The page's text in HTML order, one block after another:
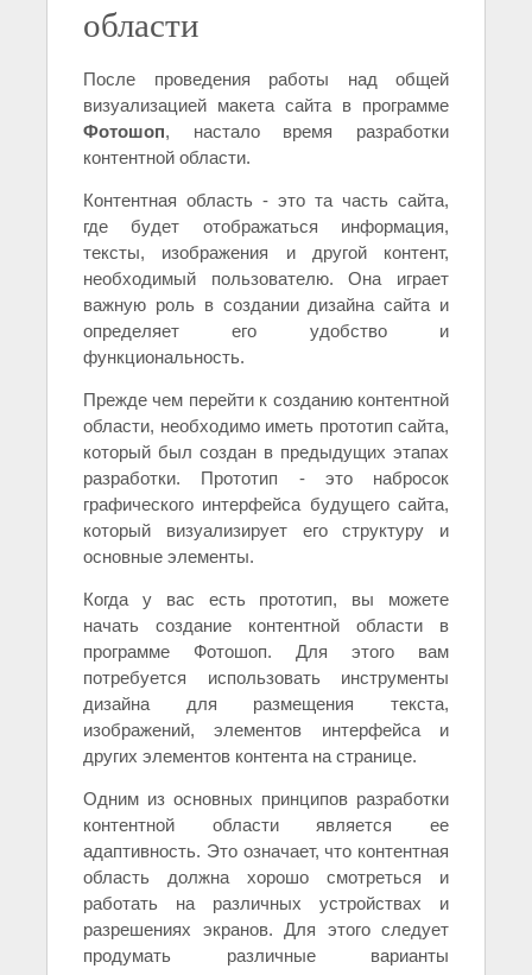
области
После проведения работы над общей
визуализацией макета сайта в программе
Фотошоп, настало время разработки
контентной области.
Контентная область - это та часть сайта,
где будет отображаться информация,
тексты, изображения и другой контент,
необходимый пользователю. Она играет
важную роль в создании дизайна сайта и
определяет его удобство и
функциональность.
Прежде чем перейти к созданию контентной
области, необходимо иметь прототип сайта,
который был создан в предыдущих этапах
разработки. Прототип - это набросок
графического интерфейса будущего сайта,
который визуализирует его структуру и
основные элементы.
Когда у вас есть прототип, вы можете
начать создание контентной области в
программе Фотошоп. Для этого вам
потребуется использовать инструменты
дизайна для размещения текста,
изображений, элементов интерфейса и
других элементов контента на странице.
Одним из основных принципов разработки
контентной области является ее
адаптивность. Это означает, что контентная
область должна хорошо смотреться и
работать на различных устройствах и
разрешениях экранов. Для этого следует
продумать различные варианты